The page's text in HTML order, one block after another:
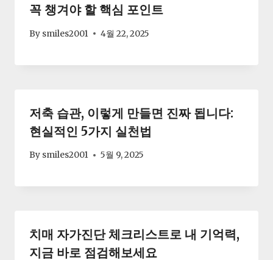
꼭 챙겨야 할 핵심 포인트
By smiles2001 4월 22, 2025
저축 습관, 이렇게 만들면 진짜 됩니다:
현실적인 5가지 실천법
By smiles2001 5월 9, 2025
치매 자가진단 체크리스트로 내 기억력,
지금 바로 점검해보세요